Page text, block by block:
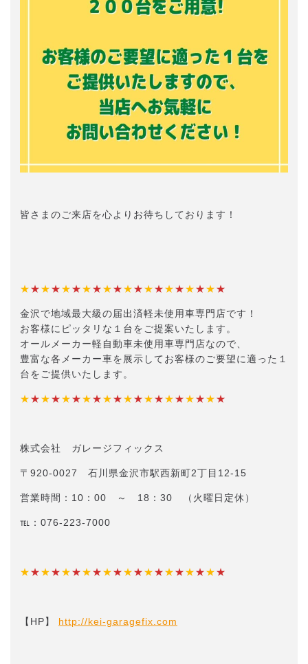
皆さまのご来店を心よりお待ちしております！
★★★★★★★★★★★★★★★★★★★★
金沢で地域最大級の届出済軽未使用車専門店です！
お客様にピッタリな１台をご提案いたします。
オールメーカー軽自動車未使用車専門店なので、
豊富な各メーカー車を展示してお客様のご要望に適った１
台をご提供いたします。
★★★★★★★★★★★★★★★★★★★★
株式会社 ガレージフィックス
〒920-0027 石川県金沢市駅西新町2丁目12-15
営業時間：10：00 ～ 18：30 （火曜日定休）
℡：076-223-7000
★★★★★★★★★★★★★★★★★★★★
【HP】 http://kei-garagefix.com​​